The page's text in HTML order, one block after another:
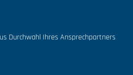
Durchwahl Ihres Ansprechpartners